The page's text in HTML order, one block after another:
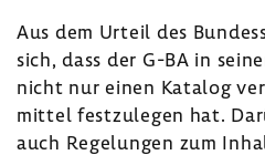
Aus dem Urteil des
sich, dass der G-BA in
nicht nur einen Katalog
mittel fest­zu­legen hat.
auch Rege­lungen zum